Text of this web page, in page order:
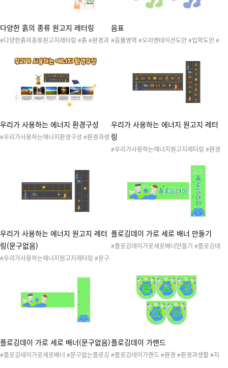
다양한 흙의 종류 원고지 레터링
#다양한흙의종류원고지레터링 #흙 #환경과
터링 #흙레터링 #원고지레터링 #흙종류 #흙
의종류
음표
#음률영역 #오리엔테이션도안 #입학도안 #
신입생 #새학기 #신학기 #새학기준비 #신학
기준비 #환경판 #게시판 #환경구성 #교실꾸
미기 #게시판꾸미기 #환경판꾸미기 #교실환
경구성 #신입생환영회 #신입생오리엔테이션
#입학환영식 #유치원행사 #어린이집행사
우리가 사용하는 에너지 환경구성
#우리가사용하는에너지환경구성 #환경과생
이 #환경과생활활동 #환경과생활도안 #환경
과생활자료 #생활도구놀이 #생활도구활동 #
생활도구도안 #생활도구자료 #환경과생활게
시판 #환경과생활환경판 #환경과생활환경구
성 #생활도구게시판 #생활도구환경판 #생활
우리가 사용하는 에너지 원고지 레터
링
#우리가사용하는에너지원고지레터링 #환경
#친환경에너지 #물 #태양 #바람 #전기 #화
석연료 #신체 #지구 #지구지킴이 #환경과생
활놀이 #환경과생활활동 #환경과생활도안 #
환경과생활자료 #생활도구놀이 #생활도구활
동 #생활도구도안 #생활도구자료 #에너지레
우리가 사용하는 에너지 원고지 레터
링(문구없음)
#우리가사용하는에너지원고지레터링 #문구
환경과생활 #생활도구 #에너지자원 #자연에
#화석연료 #신체 #지구 #지구지킴이 #환경
과생활놀이 #환경과생활자료 #환경과생활활
동 #환경과생활도안 #생활도구놀이 #생활도
구활동 #생활도구자료 #생활도구도안 #에너
플로깅데이 가로 세로 배너 만들기
#플로깅데이가로세로배너만들기 #플로깅데
지구지킴이 #지구온난화 #재활용 #새활용 #
플로깅 #쓰담달리기 #리사이클 #업사이클 #
환경과생활놀이 #환경과생활활동 #환경과생
활도안 #환경과생활자료 #환경과생활프로젝
트 #환경과생활배너 #플로깅배너
플로깅데이 가로 세로 배너(문구없음)
#플로깅데이가로세로배너 #문구없는플로깅
플로깅데이 가랜드
#플로깅데이가랜드 #환경 #환경과생활 #지